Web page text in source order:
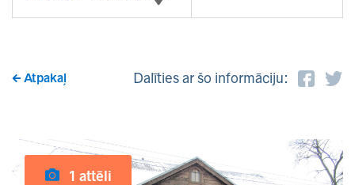
Atpakaļ Dalīties ar šo informāciju:
1 attēli